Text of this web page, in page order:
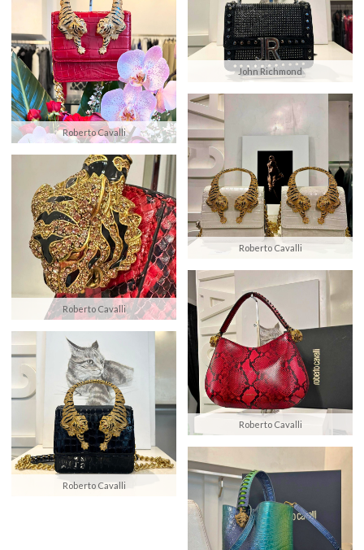
John Richmond
Roberto Cavalli
Roberto Cavalli
Roberto Cavalli
Roberto Cavalli
Roberto Cavalli